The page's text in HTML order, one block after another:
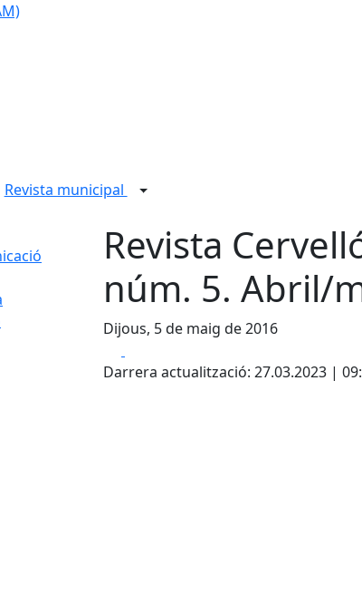
Revista municipal
Revista
núm. 5. Abril/
Dijous, 5 de maig de 2016
Darrera actualització: 27.03.2023 |